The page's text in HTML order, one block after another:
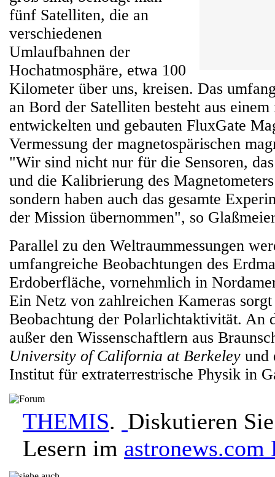
fünf Satelliten, die an
verschiedenen
Umlaufbahnen der
Hochatmosphäre, etwa 100
Kilometer über uns, kreisen. Das
an Bord der Satelliten besteht aus
entwickelten und gebauten FluxGate
Vermessung der magnetospärischen
"Wir sind nicht nur für die Sensoren,
und die Kalibrierung des
sondern haben auch das gesamte
der Mission übernommen", so
Parallel zu den Weltraummessungen
umfangreiche Beobachtungen des
Erdoberfläche, vornehmlich in
Ein Netz von zahlreichen Kameras
Beobachtung der Polarlichtaktivität. An
außer den Wissenschaftlern aus
University of California at Berkeley und
Institut für extraterrestrische Physik in
THEMIS. Diskutieren
Lesern im astronews.com